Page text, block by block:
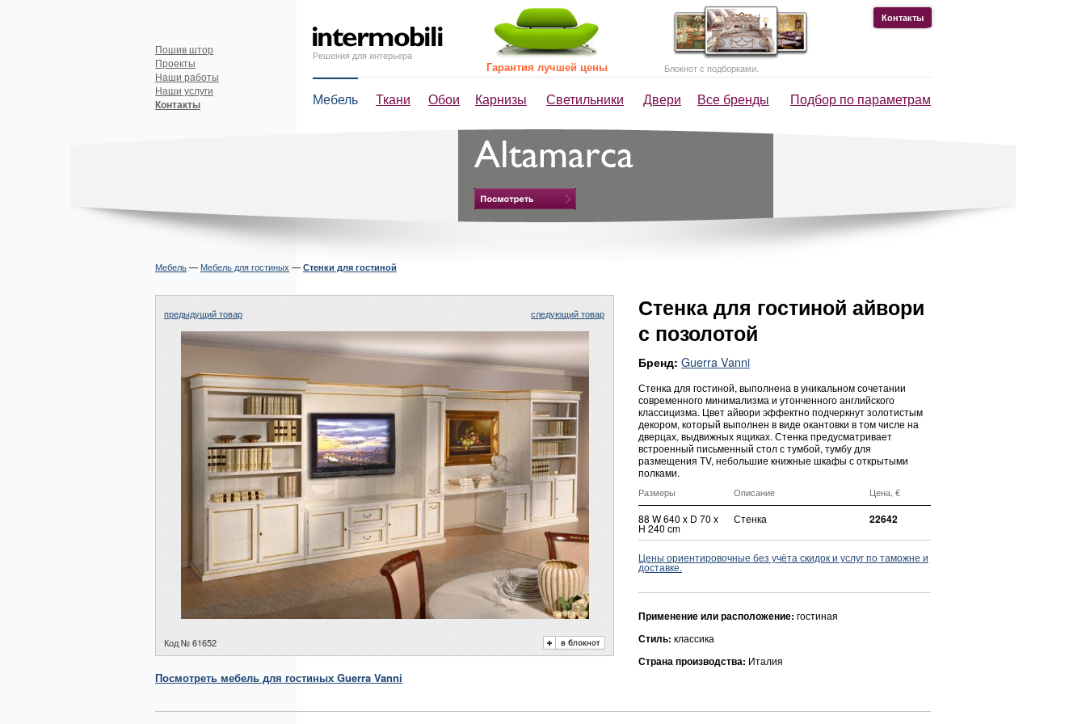
Решения для интерьера
Мебель Ткани Обои Карнизы Светильники Двери Все бренды Подбор по параметрам
Пошив штор
Проекты
Наши работы
Наши услуги
Контакты
Контакты
Гарантия лучшей цены Блокнот с подборками.
Мебель— Мебель для гостиных — Стенки для гостиной
предыдущий товар следующий товар
Код № 61652
Посмотреть мебель для гостиных Guerra Vanni
Стенка для гостиной айвори
с позолотой
Бренд: Guerra Vanni
Стенка для гостиной, выполнена в уникальном сочетании
современного минимализма и утонченного английского
классицизма. Цвет айвори эффектно подчеркнут золотистым
декором, который выполнен в виде окантовки в том числе на
дверцах, выдвижных ящиках. Стенка предусматривает
встроенный письменный стол с тумбой, тумбу для
размещения TV, небольшие книжные шкафы с открытыми
полками.
Размеры Описание Цена, €
88 W 640 x D 70 x
H 240 cm
Стенка 22642
Цены ориентировочные без учёта скидок и услуг по таможне и
доставке.
Применение или расположение: гостиная
Стиль: классика
Страна производства: Италия